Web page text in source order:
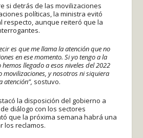
si detrás de las movilizaciones
políticas, la ministra evitó
respecto, aunque reiteró que la
es que me llama la atención que no
en ese momento. Si yo tengo a la
llegado a esos niveles del 2022
y nosotros ni siquiera
atención”, sostuvo.
la disposición del gobierno a
diálogo con los sectores
que la próxima semana habrá una
los reclamos.